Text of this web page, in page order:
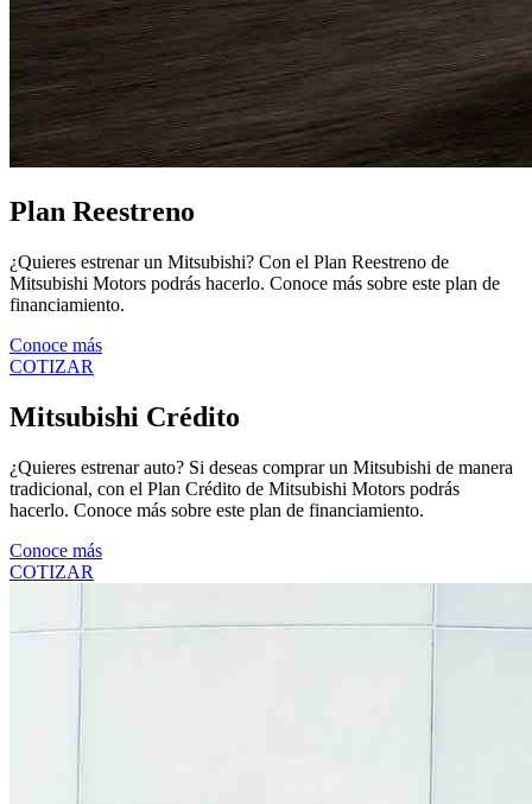
Plan Reestreno
¿Quieres estrenar un Mitsubishi? Con el Plan Reestreno de
Mitsubishi Motors podrás hacerlo. Conoce más sobre este plan de
financiamiento.
Conoce más
COTIZAR
Mitsubishi Crédito
¿Quieres estrenar auto? Si deseas comprar un Mitsubishi de manera
tradicional, con el Plan Crédito de Mitsubishi Motors podrás
hacerlo. Conoce más sobre este plan de financiamiento.
Conoce más
COTIZAR